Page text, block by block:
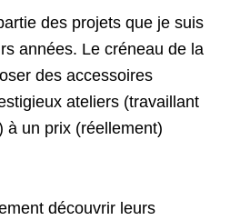
des projets que je suis
années. Le créneau de la
des accessoires
ateliers (travaillant
à un prix (réellement)
découvrir leurs